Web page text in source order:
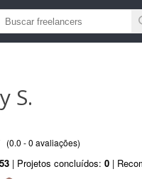
S.
(0.0 - 0 avaliações)
| Projetos concluídos: 0 |